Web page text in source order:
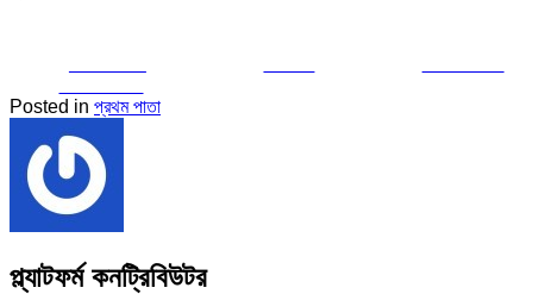
Posted in প্রথম পাতা
প্ল্যাটফর্ম কনট্রিবিউটর